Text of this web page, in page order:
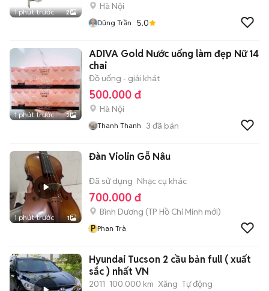
1 phút trước 2
Hà Nội
Dũng Trần 5.0
1 phút trước 3
ADIVA Gold Nước uống làm đẹp Nữ 14
chai
Đồ uống - giải khát
500.000 đ
Hà Nội
Thanh Thanh 3 đã bán
1 phút trước 1
Đàn Violin Gỗ Nâu
Đã sử dụng Nhạc cụ khác
700.000 đ
Bình Dương (TP Hồ Chí Minh mới)
P Phan Trà
Hyundai Tucson 2 cầu bản full ( xuất
sắc ) nhất VN
2011 100.000 km Xăng Tự động